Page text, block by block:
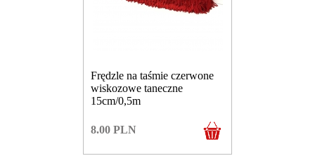
Frędzle na taśmie czerwone
wiskozowe taneczne
15cm/0,5m
8.00 PLN